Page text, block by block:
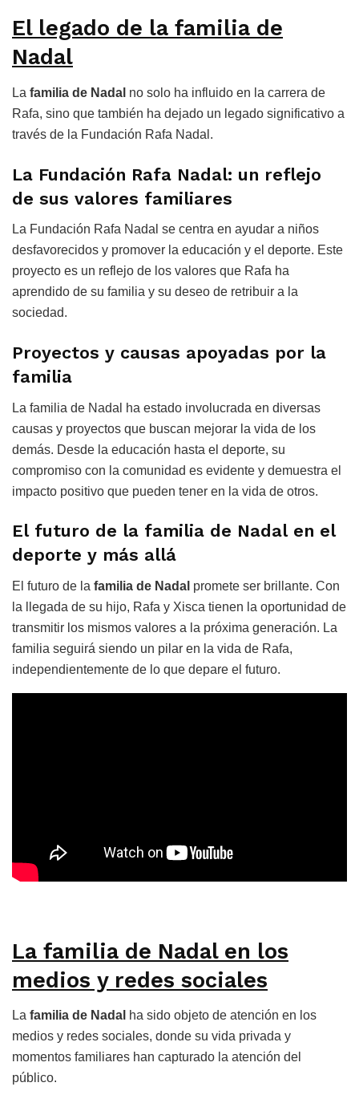
El legado de la familia de
Nadal
La familia de Nadal no solo ha influido en la carrera de
Rafa, sino que también ha dejado un legado significativo a
través de la Fundación Rafa Nadal.
La Fundación Rafa Nadal: un reflejo
de sus valores familiares
La Fundación Rafa Nadal se centra en ayudar a niños
desfavorecidos y promover la educación y el deporte. Este
proyecto es un reflejo de los valores que Rafa ha
aprendido de su familia y su deseo de retribuir a la
sociedad.
Proyectos y causas apoyadas por la
familia
La familia de Nadal ha estado involucrada en diversas
causas y proyectos que buscan mejorar la vida de los
demás. Desde la educación hasta el deporte, su
compromiso con la comunidad es evidente y demuestra el
impacto positivo que pueden tener en la vida de otros.
El futuro de la familia de Nadal en el
deporte y más allá
El futuro de la familia de Nadal promete ser brillante. Con
la llegada de su hijo, Rafa y Xisca tienen la oportunidad de
transmitir los mismos valores a la próxima generación. La
familia seguirá siendo un pilar en la vida de Rafa,
independientemente de lo que depare el futuro.
La familia de Nadal en los
medios y redes sociales
La familia de Nadal ha sido objeto de atención en los
medios y redes sociales, donde su vida privada y
momentos familiares han capturado la atención del
público.